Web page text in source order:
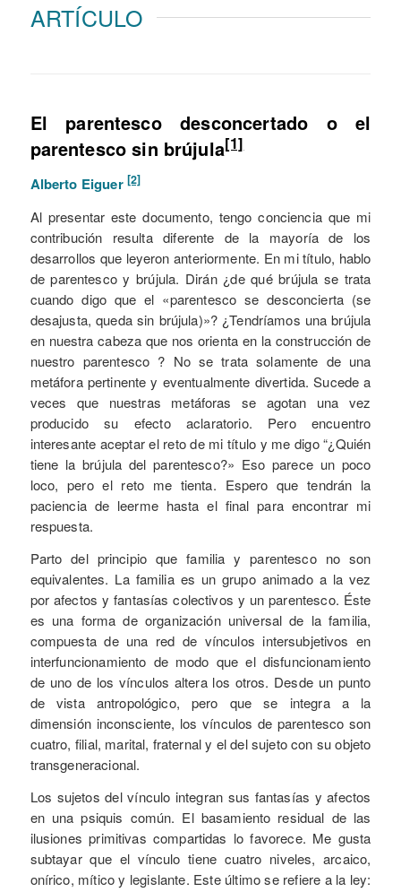
ARTÍCULO
El parentesco desconcertado o el
parentesco sin brújula[1]
Alberto Eiguer [2]
Al presentar este documento, tengo conciencia que mi
contribución resulta diferente de la mayoría de los
desarrollos que leyeron anteriormente. En mi título, hablo
de parentesco y brújula. Dirán ¿de qué brújula se trata
cuando digo que el «parentesco se desconcierta (se
desajusta, queda sin brújula)»? ¿Tendríamos una brújula
en nuestra cabeza que nos orienta en la construcción de
nuestro parentesco ? No se trata solamente de una
metáfora pertinente y eventualmente divertida. Sucede a
veces que nuestras metáforas se agotan una vez
producido su efecto aclaratorio. Pero encuentro
interesante aceptar el reto de mi título y me digo “¿Quién
tiene la brújula del parentesco?» Eso parece un poco
loco, pero el reto me tienta. Espero que tendrán la
paciencia de leerme hasta el final para encontrar mi
respuesta.
Parto del principio que familia y parentesco no son
equivalentes. La familia es un grupo animado a la vez
por afectos y fantasías colectivos y un parentesco. Éste
es una forma de organización universal de la familia,
compuesta de una red de vínculos intersubjetivos en
interfuncionamiento de modo que el disfuncionamiento
de uno de los vínculos altera los otros. Desde un punto
de vista antropológico, pero que se integra a la
dimensión inconsciente, los vínculos de parentesco son
cuatro, filial, marital, fraternal y el del sujeto con su objeto
transgeneracional.
Los sujetos del vínculo integran sus fantasías y afectos
en una psiquis común. El basamiento residual de las
ilusiones primitivas compartidas lo favorece. Me gusta
subtayar que el vínculo tiene cuatro niveles, arcaico,
onírico, mítico y legislante. Este último se refiere a la ley: